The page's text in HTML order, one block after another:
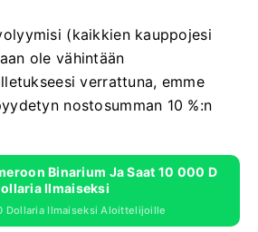
(kaikkien kauppojesi
ole vähintään
verrattuna, emme
nostosumman 10 %:n
Binarium Ja Saat 10 000 D
Ollaria Ilmaiseksi
Dollaria Ilmaiseksi Aloittelijoille